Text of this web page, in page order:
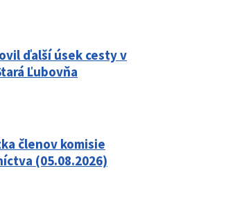
ďalší úsek cesty v
Ľubovňa
členov komisie
(05.08.2026)